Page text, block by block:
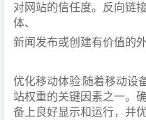
对网站的信任度。反向链
体、
新闻发布或创建有价值的
优化移动体验:随着移动设
站权重的关键因素之一。
备上良好显示和运行，并